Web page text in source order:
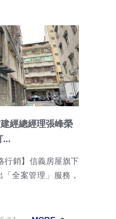
經總經理張峰榮
...
行銷】信義房屋旗下
全案管理」服務，